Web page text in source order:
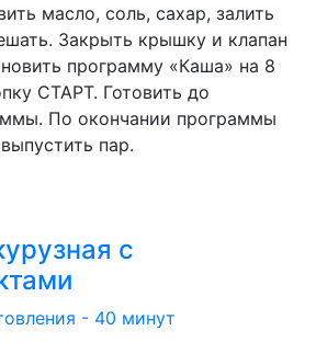
масло, соль, сахар, залить
Закрыть крышку и клапан
программу «Каша» на 8
СТАРТ. Готовить до
По окончании программы
пар.
с
- 40 минут